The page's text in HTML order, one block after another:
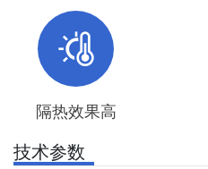
隔热效果高
技术参数